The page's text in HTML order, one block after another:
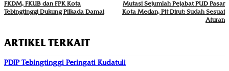
FKDM, FKUB dan FPK Kota
Tebingtinggi Dukung Pilkada Damai
Mutasi Sejumlah Pejabat PUD Pasar
Kota Medan, Plt Dirut: Sudah Sesuai
Aturan
ARTIKEL TERKAIT
PDIP Tebingtinggi Peringati Kudatuli